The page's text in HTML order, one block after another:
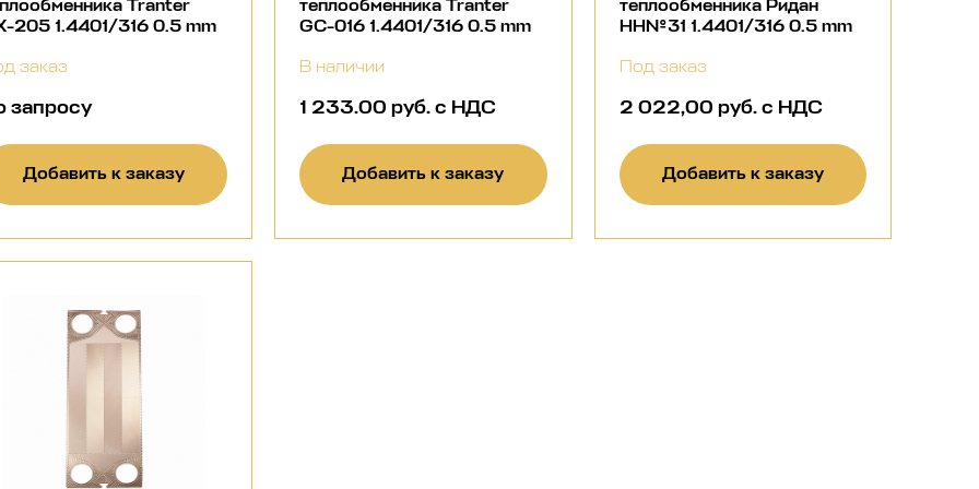
Tranter
205 1.4401/316 0.5 mm
заказ
запросу
Добавить к заказу
теплообменника Tranter
GC-016 1.4401/316 0.5 mm
В наличии
1 233.00 руб. с НДС
Добавить к заказу
теплообменника Ридан
НН№31 1.4401/316 0.5 mm
Под заказ
2 022,00 руб. с НДС
Добавить к заказу